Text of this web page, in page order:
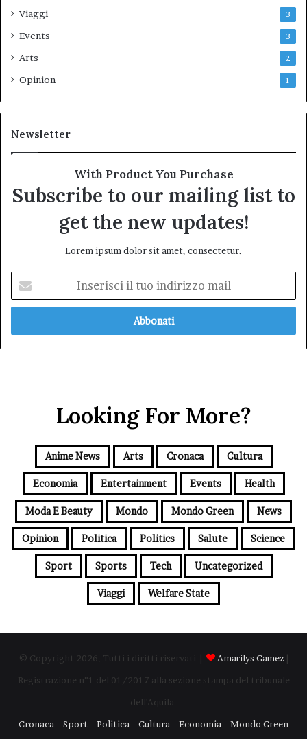
Viaggi 3
Events 3
Arts 2
Opinion 1
Newsletter
With Product You Purchase
Subscribe to our mailing list to
get the new updates!
Lorem ipsum dolor sit amet, consectetur.
tuo
mail
Looking For More?
Anime News Arts Cronaca Cultura
Economia Entertainment Events Health
Moda E Beauty Mondo Mondo Green News
Opinion Politica Politics Salute Science
Sport Sports Tech Uncategorized
Viaggi Welfare State
© Copyright 2026, Tutti i diritti riservati | Amarilys Gamez
Registrazione n°1 del 01/2017 alla sezione stampa del tribunale
dell'Aquila.
Cronaca
Sport Politica Cultura Economia Mondo Green